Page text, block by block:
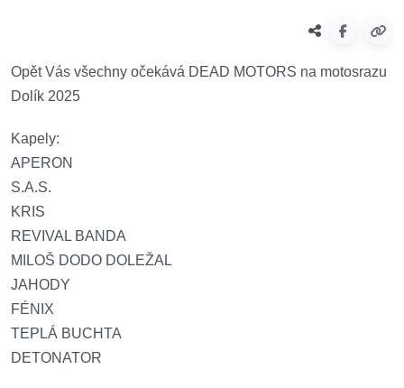
Opět Vás všechny očekává DEAD MOTORS na motosrazu
Dolík 2025
Kapely:
APERON
S.A.S.
KRIS
REVIVAL BANDA
MILOŠ DODO DOLEŽAL
JAHODY
FÉNIX
TEPLÁ BUCHTA
DETONATOR